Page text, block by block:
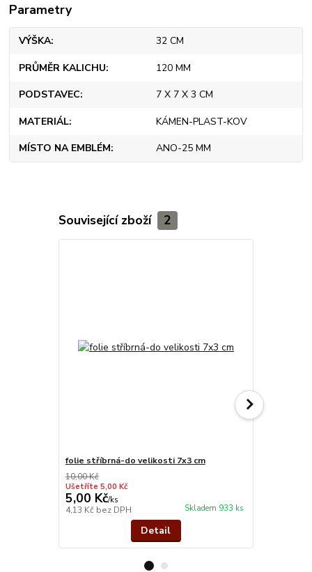
Parametry
VÝŠKA 32 CM
PRŮMĚR KALICHU 120 MM
PODSTAVEC 7 X 7 X 3 CM
MATERIÁL KÁMEN-PLAST-KOV
MÍSTO NA EMBLÉM ANO-25 MM
Související zboží 2
folie stříbrná-do velikosti 7x3 cm
10,00 Kč
Ušetříte 5,00 Kč
5,00 Kč/ks
4,13 Kč bez DPH Skladem 933 ks
Detail